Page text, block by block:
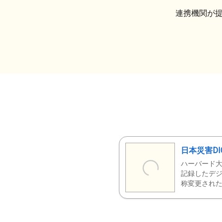
連携機関が
日本災害
ハーバード
記録したデ
称変更された